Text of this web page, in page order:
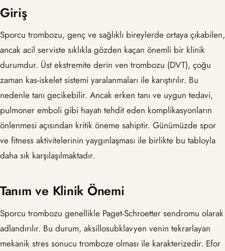
Giriş
Sporcu trombozu, genç ve sağlıklı bireylerde ortaya çıkabilen,
ancak acil serviste sıklıkla gözden kaçan önemli bir klinik
durumdur. Üst ekstremite derin ven trombozu (DVT), çoğu
zaman kas-iskelet sistemi yaralanmaları ile karıştırılır. Bu
nedenle tanı gecikebilir. Ancak erken tanı ve uygun tedavi,
pulmoner emboli gibi hayatı tehdit eden komplikasyonların
önlenmesi açısından kritik öneme sahiptir. Günümüzde spor
ve fitness aktivitelerinin yaygınlaşması ile birlikte bu tabloyla
daha sık karşılaşılmaktadır.
Tanım ve Klinik Önemi
Sporcu trombozu genellikle Paget-Schroetter sendromu olarak
adlandırılır. Bu durum, aksillosubklavyen venin tekrarlayan
mekanik stres sonucu tromboze olması ile karakterizedir. Efor